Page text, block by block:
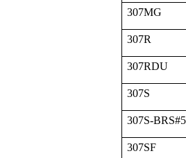
307MG
307R
307RDU
307S
307S-
307SF